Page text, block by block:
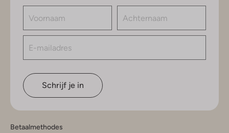
Schrijf je in
Betaalmethodes